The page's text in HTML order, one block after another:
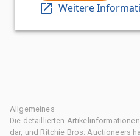
Weitere
Allgemeines
Die detaillierten
dar, und Ritchie Bros. Auctioneers